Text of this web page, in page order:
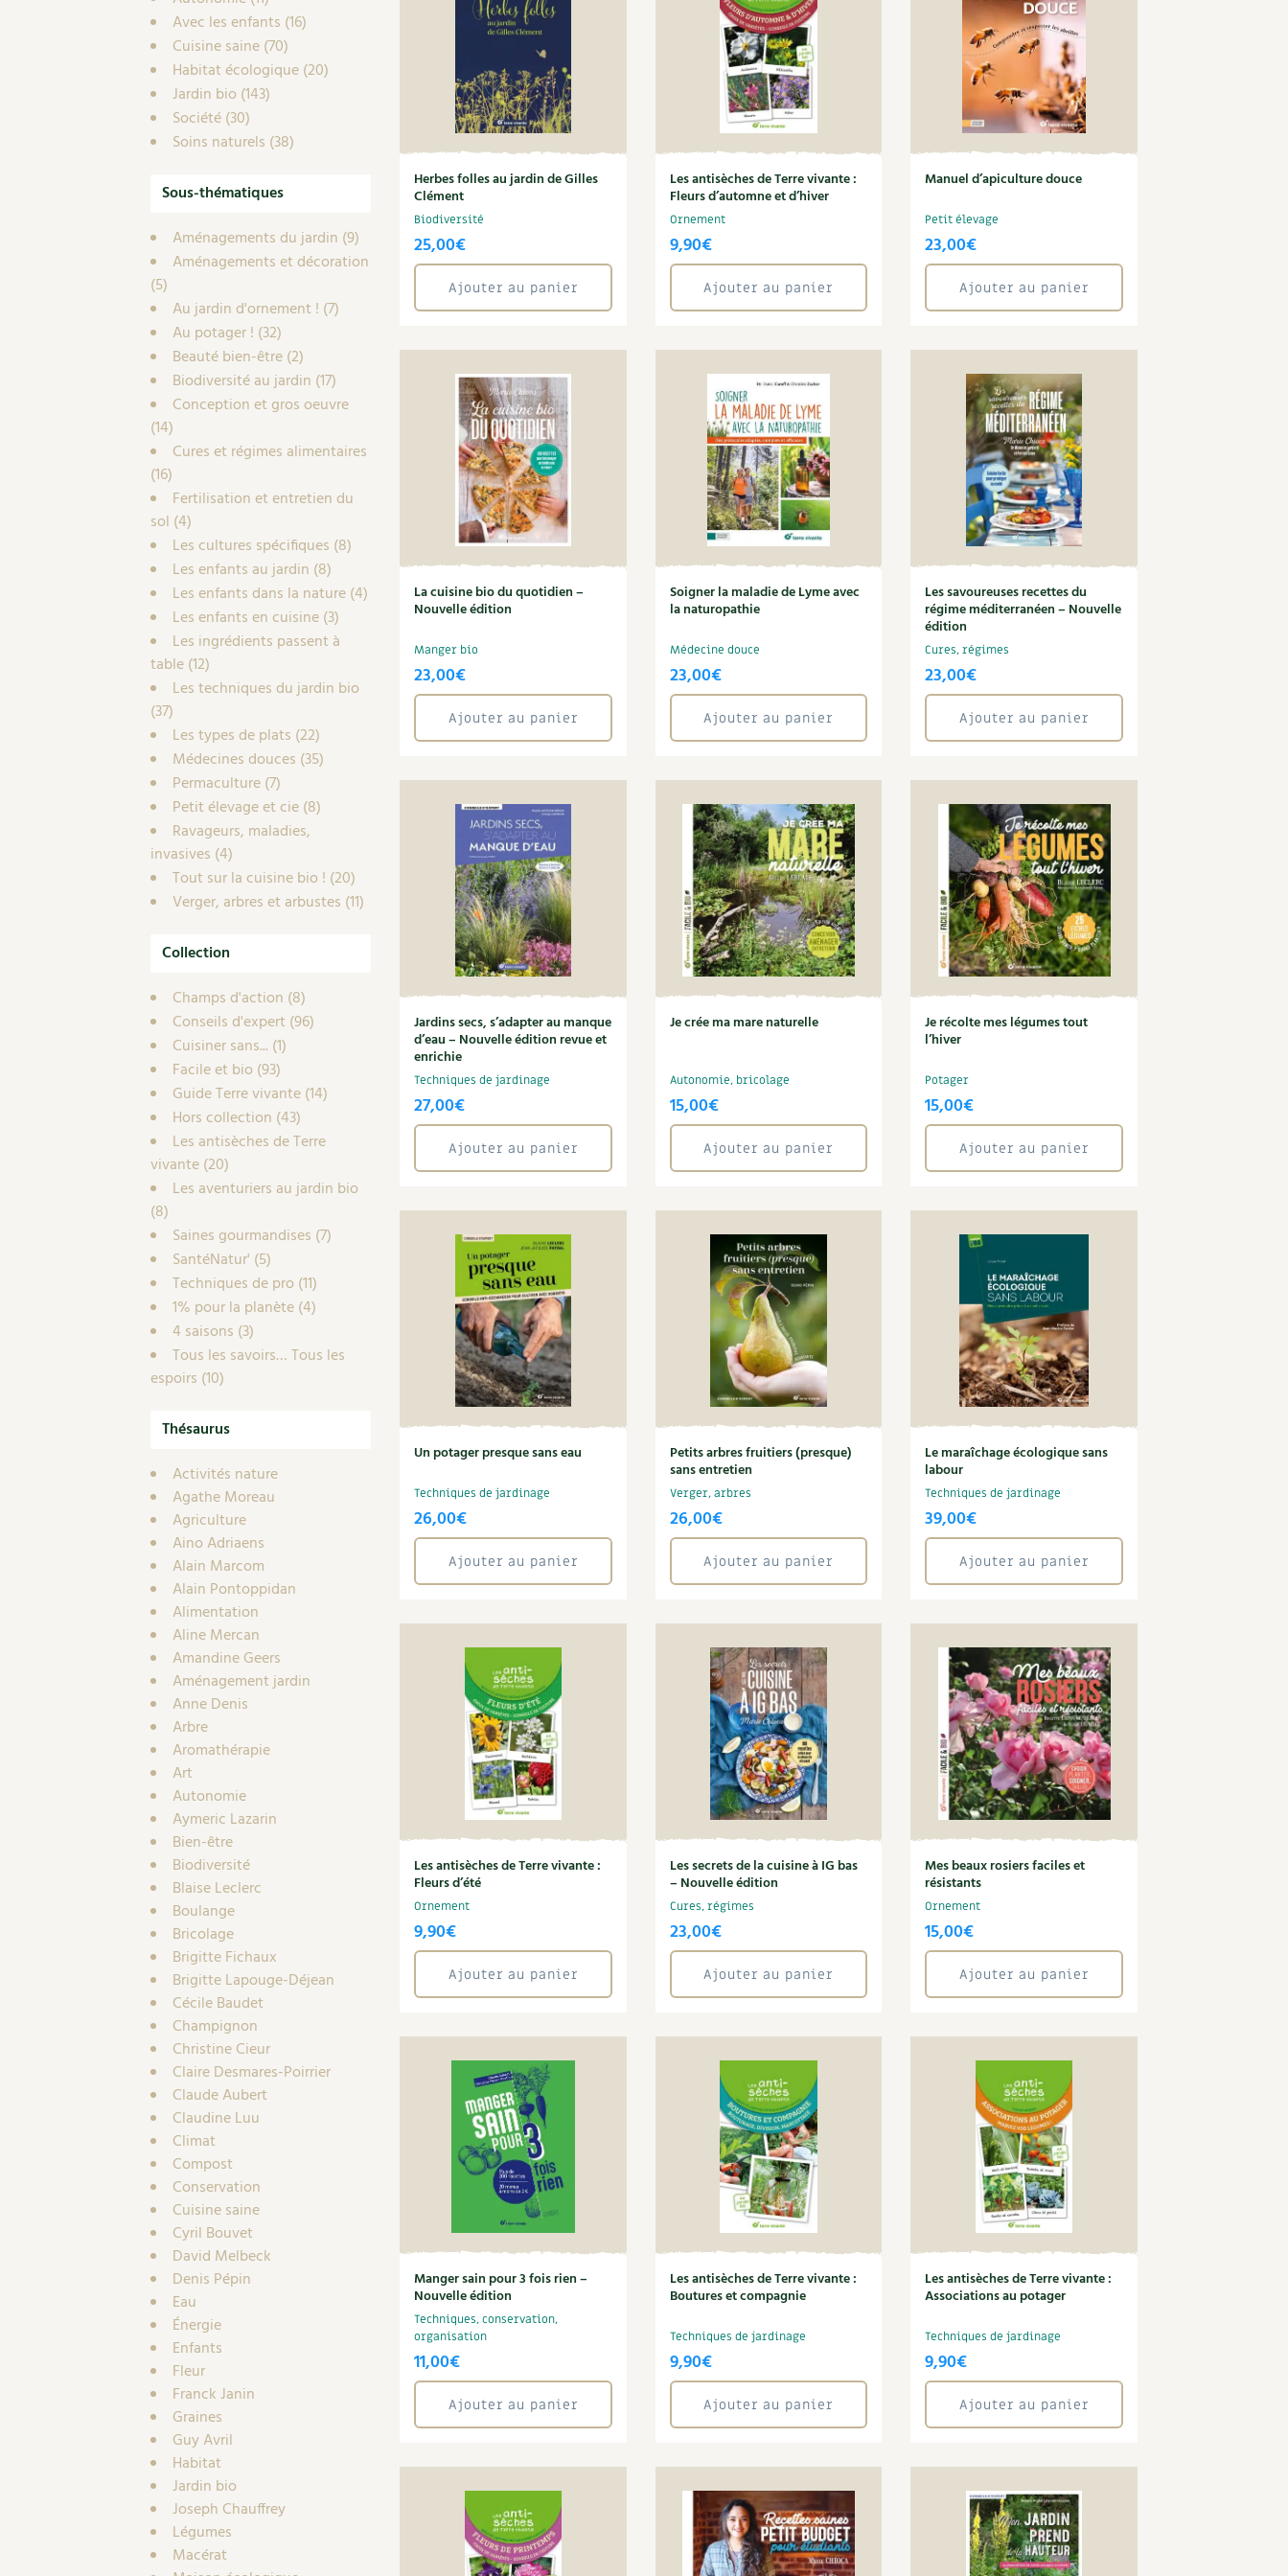
Avec les enfants (16)
Cuisine saine(70)
Habitat écologique(20)
Jardin bio (143)
Société(30)
Soins naturels (38)
Sous-thématiques
Aménagements du jardin (9)
Aménagements et décoration
(5)
Au jardin d'ornement ! (7)
Au potager ! (32)
Beauté bien-être(2)
Biodiversité au jardin (17)
Conception et gros oeuvre
(14)
Cures et régimes alimentaires
(16)
Fertilisation et entretien du
sol (4)
Les cultures spécifiques (8)
Les enfants au jardin (8)
Les enfants dans la nature(4)
Les enfants en cuisine(3)
Les ingrédients passent à
table(12)
Les techniques du jardin bio
(37)
Les types de plats (22)
Médecines douces (35)
Permaculture(7)
Petit élevage et cie(8)
Ravageurs, maladies,
invasives (4)
Tout sur la cuisine bio ! (20)
Verger, arbres et arbustes (11)
Collection
Champs d'action (8)
Conseils d'expert (96)
Cuisiner sans... (1)
Facile et bio (93)
Guide Terre vivante(14)
Hors collection (43)
Les antisèches de Terre
vivante(20)
Les aventuriers au jardin bio
(8)
Saines gourmandises (7)
SantéNatur' (5)
Techniques de pro (11)
1% pour la planète(4)
4 saisons (3)
Tous les savoirs… Tous les
espoirs (10)
Thésaurus
Activités nature
Agathe Moreau
Agriculture
Aino Adriaens
Alain Marcom
Alain Pontoppidan
Alimentation
Aline Mercan
Amandine Geers
Aménagement jardin
Anne Denis
Arbre
Aromathérapie
Art
Autonomie
Aymeric Lazarin
Bien-être
Biodiversité
Blaise Leclerc
Boulange
Bricolage
Brigitte Fichaux
Brigitte Lapouge-Déjean
Cécile Baudet
Champignon
Christine Cieur
Claire Desmares-Poirrier
Claude Aubert
Claudine Luu
Climat
Compost
Conservation
Cuisine saine
Cyril Bouvet
David Melbeck
Denis Pépin
Eau
Énergie
Enfants
Fleur
Franck Janin
Graines
Guy Avril
Habitat
Jardin bio
Joseph Chauffrey
Légumes
Macérat
Herbes folles au jardin de Gilles
Clément
Biodiversité
25,00€
Ajouter au panier
Les antisèches de Terre vivante :
Fleurs d’automne et d’hiver
Ornement
9,90€
Ajouter au panier
Manuel d’apiculture douce
Petit élevage
23,00€
Ajouter au panier
La cuisine bio du quotidien –
Nouvelle édition
Manger bio
23,00€
Ajouter au panier
Soigner la maladie de Lyme avec
la naturopathie
Médecine douce
23,00€
Ajouter au panier
Les savoureuses recettes du
régime méditerranéen – Nouvelle
édition
Cures, régimes
23,00€
Ajouter au panier
Jardins secs, s’adapter au manque
d’eau – Nouvelle édition revue et
enrichie
Techniques de jardinage
27,00€
Ajouter au panier
Je crée ma mare naturelle
Autonomie, bricolage
15,00€
Ajouter au panier
Je récolte mes légumes tout
l’hiver
Potager
15,00€
Ajouter au panier
Un potager presque sans eau
Techniques de jardinage
26,00€
Ajouter au panier
Petits arbres fruitiers (presque)
sans entretien
Verger, arbres
26,00€
Ajouter au panier
Le maraîchage écologique sans
labour
Techniques de jardinage
39,00€
Ajouter au panier
Les antisèches de Terre vivante :
Fleurs d’été
Ornement
9,90€
Ajouter au panier
Les secrets de la cuisine à IG bas
– Nouvelle édition
Cures, régimes
23,00€
Ajouter au panier
Mes beaux rosiers faciles et
résistants
Ornement
15,00€
Ajouter au panier
Manger sain pour 3 fois rien –
Nouvelle édition
Techniques, conservation,
organisation
11,00€
Ajouter au panier
Les antisèches de Terre vivante :
Boutures et compagnie
Techniques de jardinage
9,90€
Ajouter au panier
Les antisèches de Terre vivante :
Associations au potager
Techniques de jardinage
9,90€
Ajouter au panier